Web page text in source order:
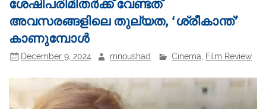
ശേഷിപരിമിതർക്ക് വേണ്ടത്
അവസരങ്ങളിലെ തുല്യത, ‘ശ്രീകാന്ത്’
കാണുമ്പോൾ
December 9, 2024 mnoushad Cinema Film Review